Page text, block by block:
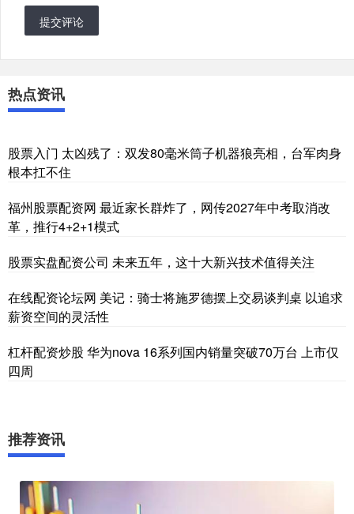
提交评论
热点资讯
股票入门 太凶残了：双发80毫米筒子机器狼亮相，台军肉身
根本扛不住
福州股票配资网 最近家长群炸了，网传2027年中考取消改
革，推行4+2+1模式
股票实盘配资公司 未来五年，这十大新兴技术值得关注
在线配资论坛网 美记：骑士将施罗德摆上交易谈判桌 以追求
薪资空间的灵活性
杠杆配资炒股 华为nova 16系列国内销量突破70万台 上市仅
四周
推荐资讯